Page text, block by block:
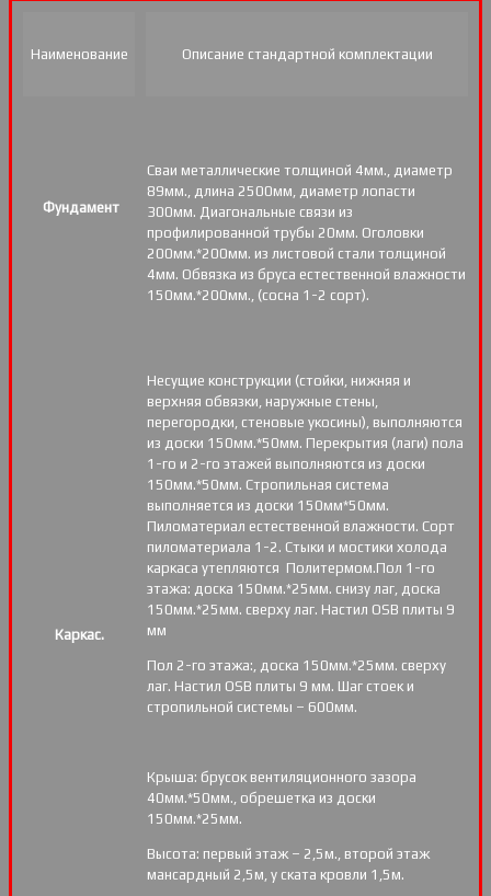
Наименование Описание стандартной комплектации
Фундамент
Сваи металлические толщиной 4мм., диаметр
89мм., длина 2500мм, диаметр лопасти
300мм. Диагональные связи из
профилированной трубы 20мм. Оголовки
200мм.*200мм. из листовой стали толщиной
4мм. Обвязка из бруса естественной влажности
150мм.*200мм., (сосна 1-2 сорт).
Каркас.
Несущие конструкции (стойки, нижняя и
верхняя обвязки, наружные стены,
перегородки, стеновые укосины), выполняются
из доски 150мм.*50мм. Перекрытия (лаги) пола
1-го и 2-го этажей выполняются из доски
150мм.*50мм. Стропильная система
выполняется из доски 150мм*50мм.
Пиломатериал естественной влажности. Сорт
пиломатериала 1-2. Стыки и мостики холода
каркаса утепляются Политермом.Пол 1-го
этажа: доска 150мм.*25мм. снизу лаг, доска
150мм.*25мм. сверху лаг. Настил OSB плиты 9
мм
Пол 2-го этажа:, доска 150мм.*25мм. сверху
лаг. Настил OSB плиты 9 мм. Шаг стоек и
стропильной системы – 600мм.
Крыша: брусок вентиляционного зазора
40мм.*50мм., обрешетка из доски
150мм.*25мм.
Высота: первый этаж – 2,5м., второй этаж
мансардный 2,5м, у ската кровли 1,5м.